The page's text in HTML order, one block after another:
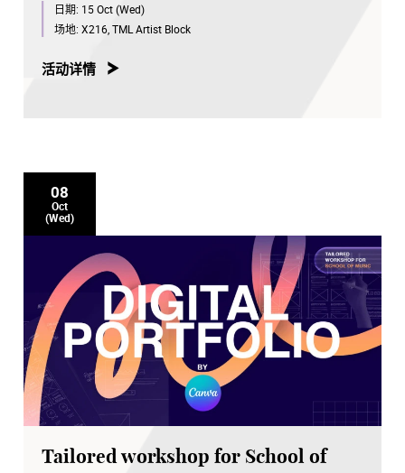
日期: 15 Oct (Wed)
场地: X216, TML Artist Block
活动详情
08
Oct
(Wed)
Tailored workshop for School of